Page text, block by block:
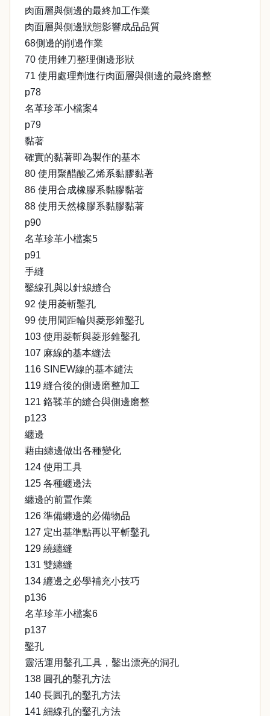
肉面層與側邊的最終加工作業
肉面層與側邊狀態影響成品品質
68側邊的削邊作業
70 使用銼刀整理側邊形狀
71 使用處理劑進行肉面層與側邊的最終磨整
p78
名革珍革小檔案4
p79
黏著
確實的黏著即為製作的基本
80 使用聚醋酸乙烯系黏膠黏著
86 使用合成橡膠系黏膠黏著
88 使用天然橡膠系黏膠黏著
p90
名革珍革小檔案5
p91
手縫
鑿線孔與以針線縫合
92 使用菱斬鑿孔
99 使用間距輪與菱形錐鑿孔
103 使用菱斬與菱形錐鑿孔
107 麻線的基本縫法
116 SINEW線的基本縫法
119 縫合後的側邊磨整加工
121 鉻鞣革的縫合與側邊磨整
p123
纏邊
藉由纏邊做出各種變化
124 使用工具
125 各種纏邊法
纏邊的前置作業
126 準備纏邊的必備物品
127 定出基準點再以平斬鑿孔
129 繞纏縫
131 雙纏縫
134 纏邊之必學補充小技巧
p136
名革珍革小檔案6
p137
鑿孔
靈活運用鑿孔工具，鑿出漂亮的洞孔
138 圓孔的鑿孔方法
140 長圓孔的鑿孔方法
141 細線孔的鑿孔方法